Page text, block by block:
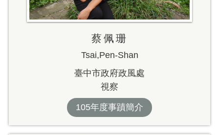
蔡佩珊
Tsai,Pen-Shan
臺中市政府政風處
視察
105年度事蹟簡介